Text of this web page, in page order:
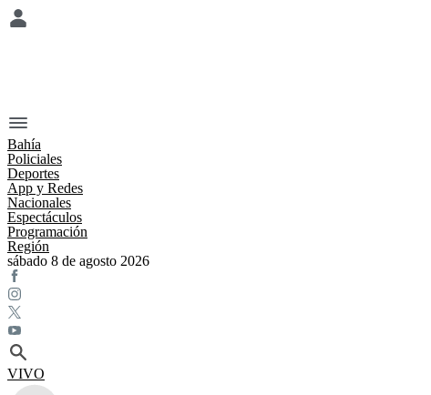
Bahía
Policiales
Deportes
App y Redes
Nacionales
Espectáculos
Programación
Región
sábado 8 de agosto 2026
VIVO